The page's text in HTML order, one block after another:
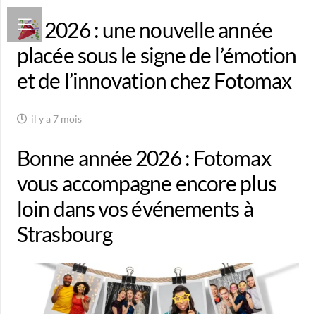
2026 : une nouvelle année
placée sous le signe de l’émotion
et de l’innovation chez Fotomax
il y a 7 mois
Bonne année 2026 : Fotomax
vous accompagne encore plus
loin dans vos événements à
Strasbourg